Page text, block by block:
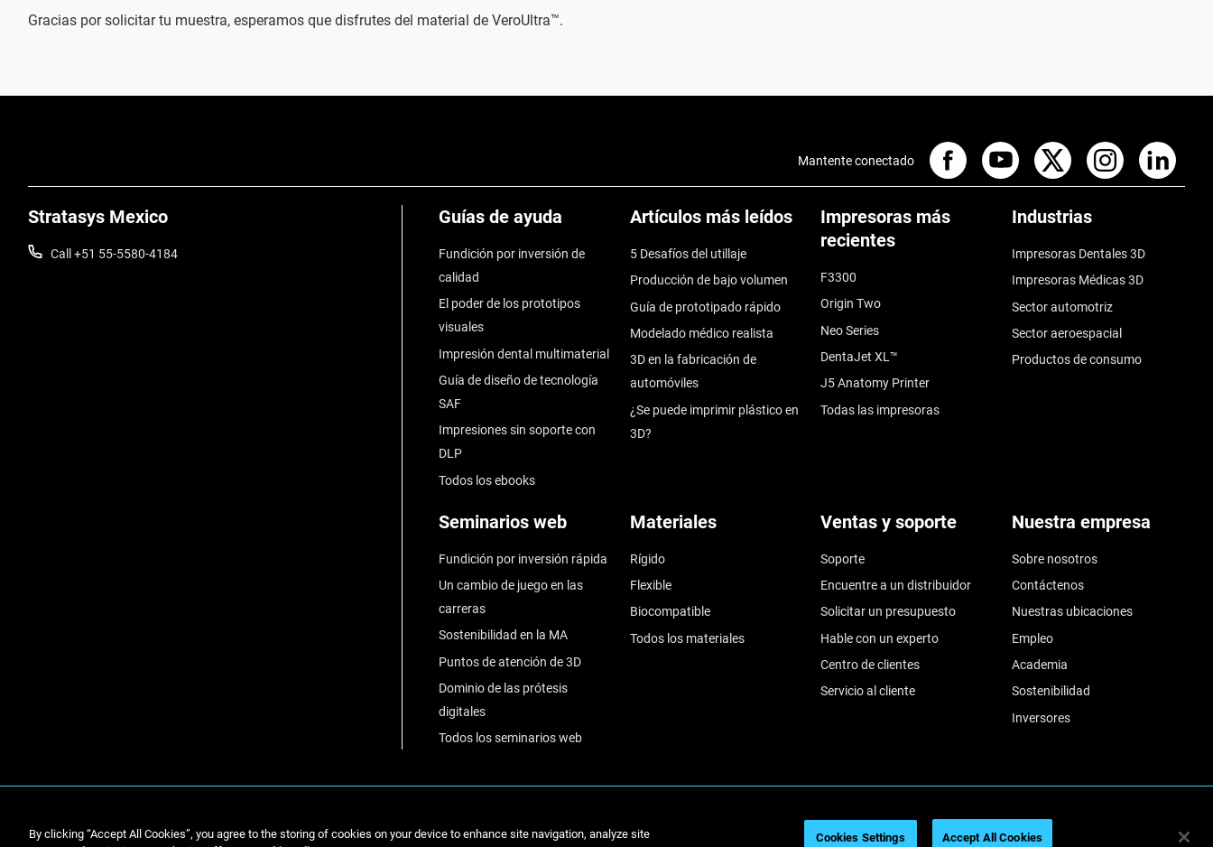
Gracias por solicitar tu muestra, esperamos que disfrutes del material de VeroUltra™.
Stratasys Mexico
Call +51 55-5580-4184
Guías de ayuda
Fundición por inversión de
calidad
El poder de los prototipos
visuales
Impresión dental multimaterial
Guía de diseño de tecnología
SAF
Impresiones sin soporte con
DLP
Todos los ebooks
Artículos más leídos
5 Desafíos del utillaje
Producción de bajo volumen
Guía de prototipado rápido
Modelado médico realista
3D en la fabricación de
automóviles
¿Se puede imprimir plástico en
3D?
Impresoras más
recientes
F3300
Origin Two
Neo Series
DentaJet XL™
J5 Anatomy Printer
Todas las impresoras
Industrias
Impresoras Dentales 3D
Impresoras Médicas 3D
Sector automotriz
Sector aeroespacial
Productos de consumo
Seminarios web
Fundición por inversión rápida
Un cambio de juego en las
carreras
Sostenibilidad en la MA
Puntos de atención de 3D
Dominio de las prótesis
digitales
Todos los seminarios web
Materiales
Rígido
Flexible
Biocompatible
Todos los materiales
Ventas y soporte
Soporte
Encuentre a un distribuidor
Solicitar un presupuesto
Hable con un experto
Centro de clientes
Servicio al cliente
Nuestra empresa
Sobre nosotros
Contáctenos
Nuestras ubicaciones
Empleo
Academia
Sostenibilidad
Inversores
Mantente conectado
REACH compliance
By clicking “Accept All Cookies”, you agree to the storing of cookies on your device to enhance site navigation, analyze site
Cookies Settings Accept All Cookies